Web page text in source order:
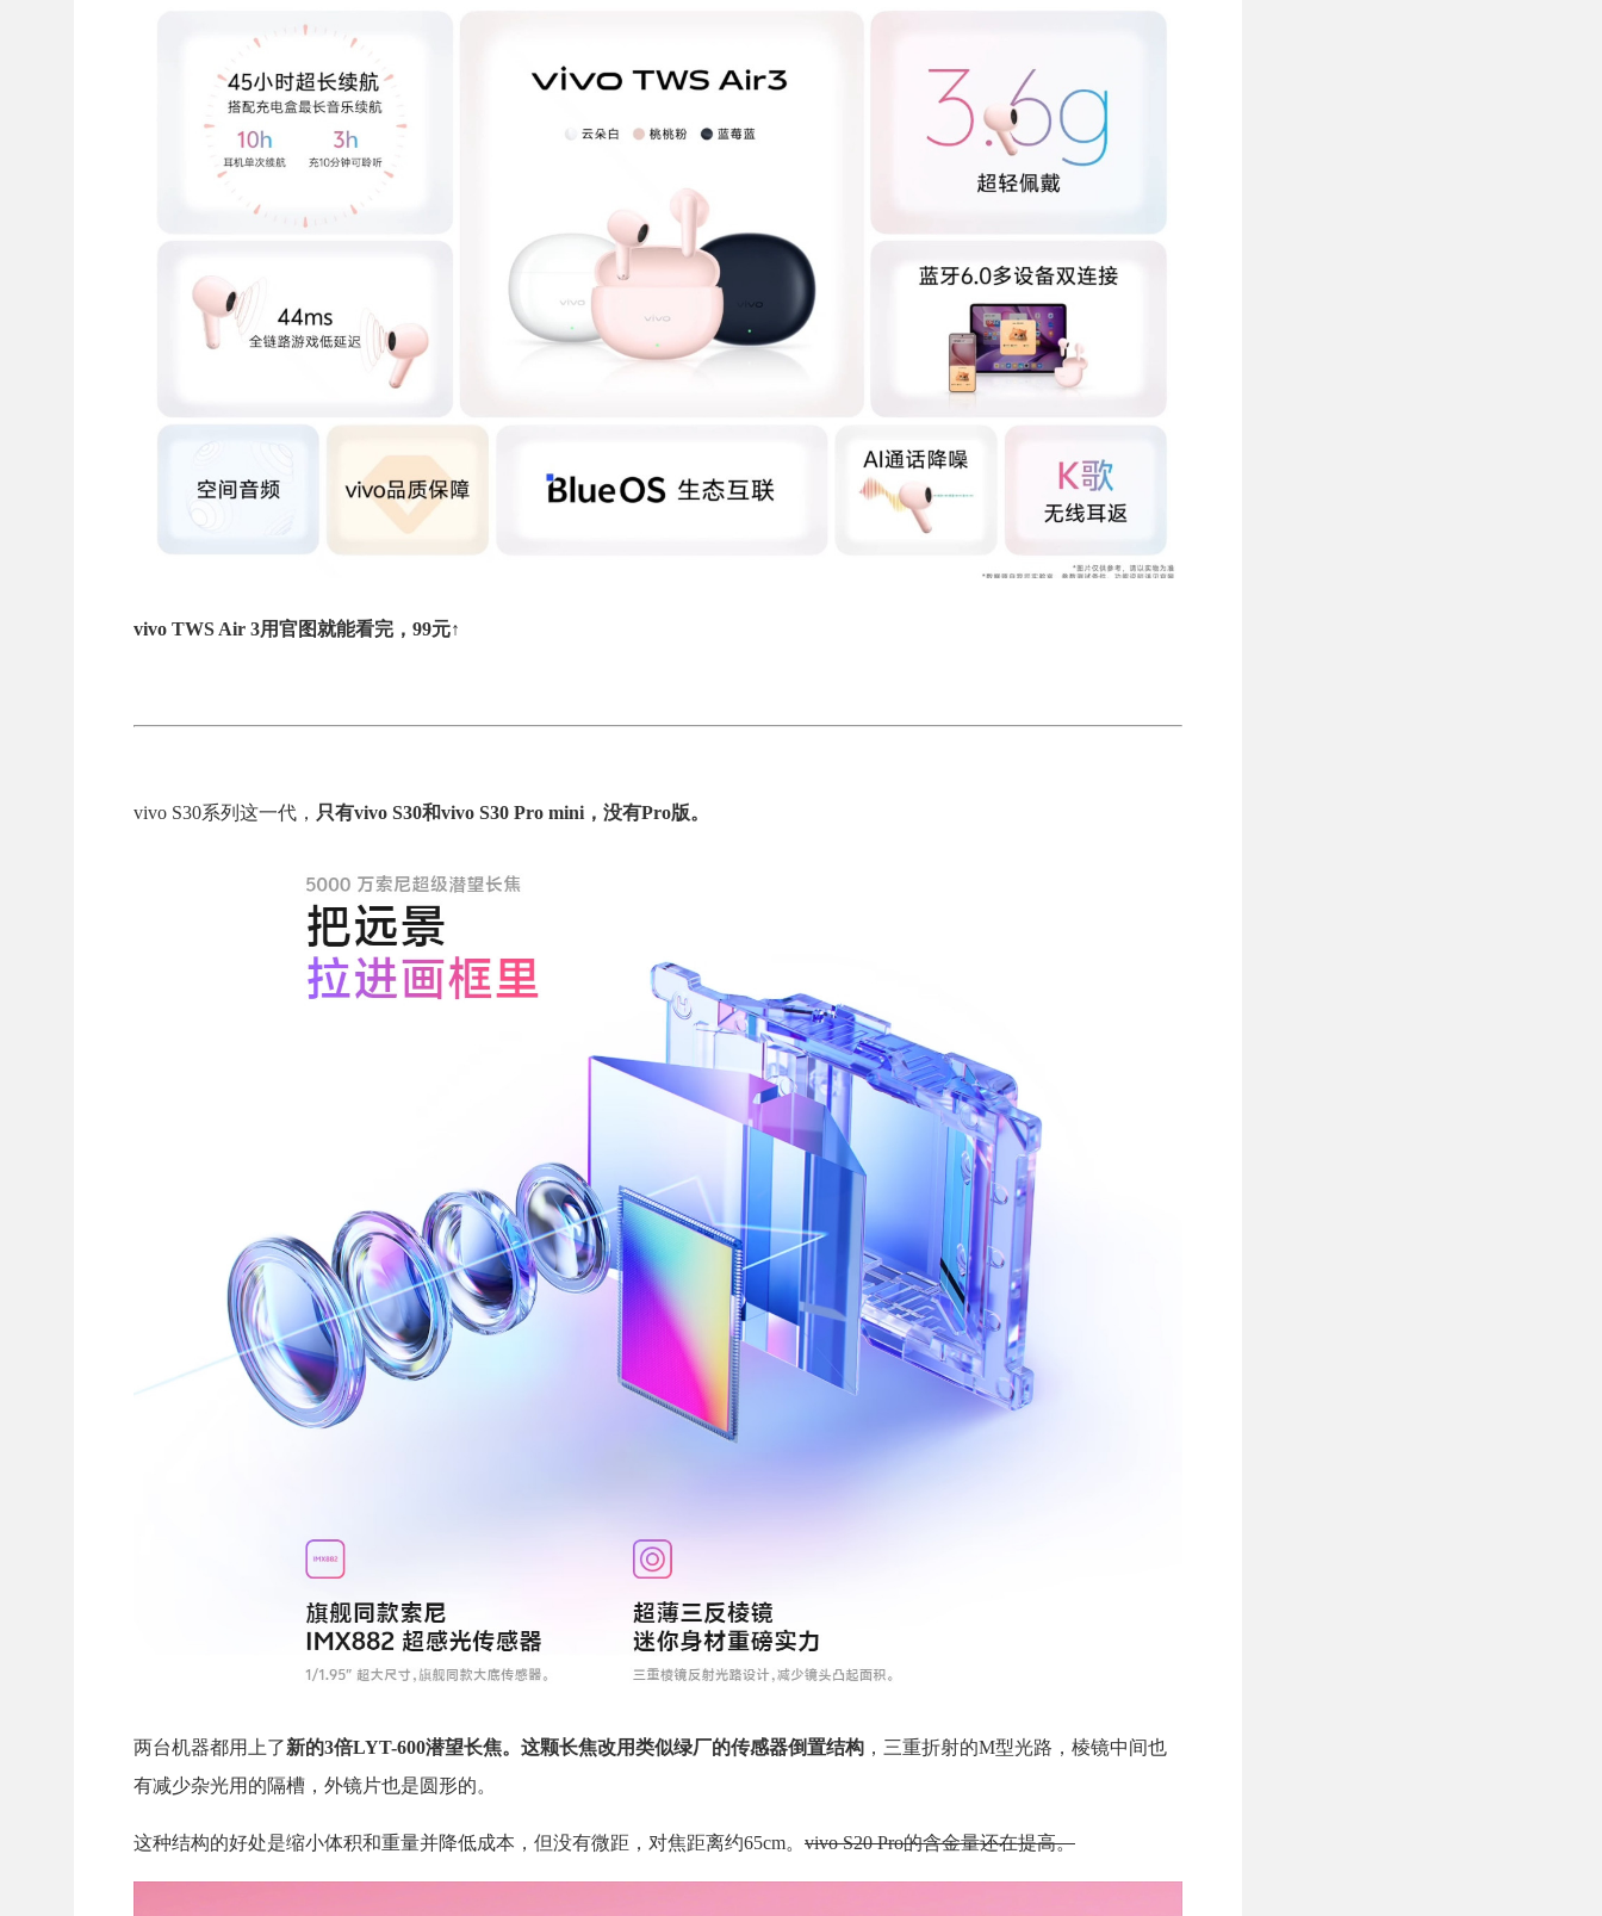
vivo TWS Air 3用官图就能看完，99元↑
vivo S30系列这一代， 只有vivo S30和vivo S30 Pro mini，没有Pro版。
两台机器都用上了新的3倍LYT-600潜望长焦。这颗长焦改用类似绿厂的传感器倒置结构 ，三重折射的M型光路，棱镜中间也
有减少杂光用的隔槽，外镜片也是圆形的。
这种结构的好处是缩小体积和重量并降低成本，但没有微距，对焦距离约65cm。 vivo S20 Pro的含金量还在提高。